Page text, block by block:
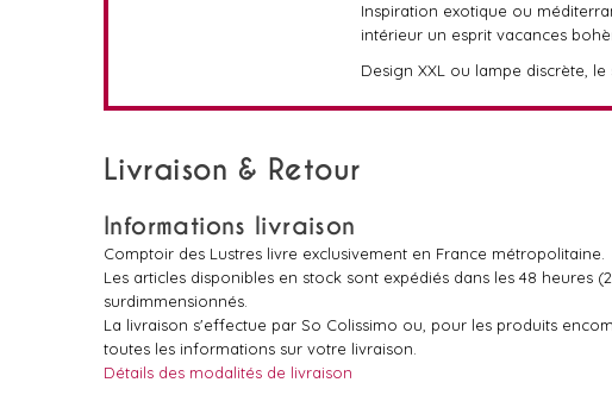
Inspiration exotique ou
intérieur un esprit vacances
Design XXL ou lampe discrète,
Livraison & Retour
Informations livraison
Comptoir des Lustres livre exclusivement en France métropolitaine.
Les articles disponibles en stock sont expédiés dans les 48
surdimmensionnés.
La livraison s'effectue par So Colissimo ou, pour les produits
toutes les informations sur votre livraison.
Détails des modalités de livraison